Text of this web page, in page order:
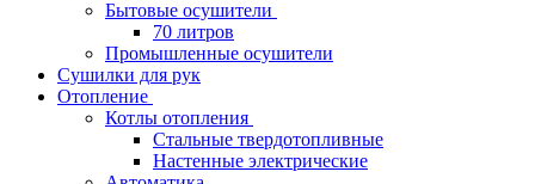
Бытовые осушители
70 литров
Промышленные осушители
Сушилки для рук
Отопление
Котлы отопления
Стальные твердотопливные
Настенные электрические